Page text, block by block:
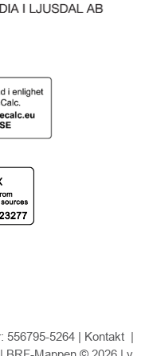
556795-5264 | Kontakt|